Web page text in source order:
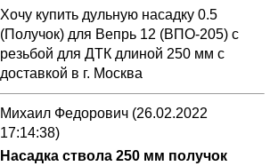
Хочу купить дульную насадку 0.5
(Получок) для Вепрь 12 (ВПО-205) с
резьбой для ДТК длиной 250 мм с
доставкой в г. Москва
Михаил Федорович (26.02.2022
17:14:38)
Насадка ствола 250 мм получок